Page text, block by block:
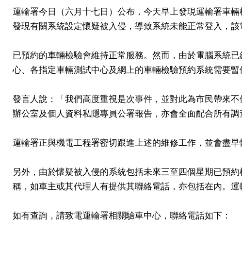
運輸署今日（六月十七日）公布，今天早上發現運輸署車
發現有關系統設定懷疑被入侵，導致系統未能正常登入，該
已預約的車輛檢驗會維持正常服務。然而，由於電腦系統
心、各指定車輛測試中心及網上的車輛檢驗預約系統需要暫
發言人說：「我們高度重視是次事件，並對此為市民帶來
辦公室及個人資料私隱專員公署報告，亦會全面配合所有調
運輸署正與機電工程署密切跟進上述的維修工作，並會盡早
另外，由於懷疑被入侵的系統包括未來三至四個星期已預
稱，如車主或其代理人有提供其聯絡電話，亦包括在內。
如有查詢，請致電運輸署相關驗車中心，聯絡電話如下：